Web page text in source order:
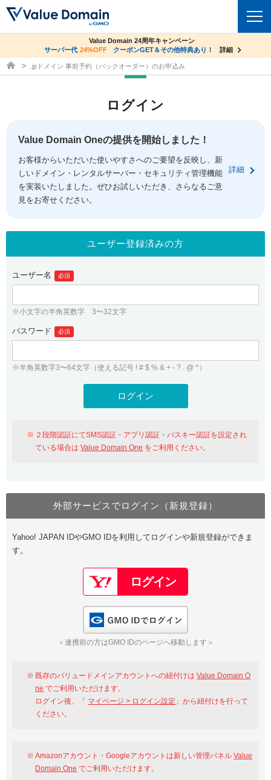
ドメイントップ
ドメイン移管
ドメイン価格一覧
ドメイン一括検索
.jpドメインオークション
gTLDオークション NEW!
.jpドメインバックオーダー
プレミアムドメイン
人気ドメインの種類
WHOIS検索
コアサーバー
バリューサーバー
XREA
セキュリティトップ
Value Domain ネットde診断
SSL証明書
サービストップ
お得意様割引
紹介制度
バリュードメインAPI
ドメイン・ホスティングOEM
facebook
ログイン
従来のバリュードメインをご利用希望の方
Value Domainにログイン
おすすめ One レンタルサーバーを含む最新の機能を使う方
Value Domain Oneにログイン
Google
GMO ID Amazon
※AmazonはValue Domain Oneのログイン画面へ遷移します
ユーザー登録
Value Domain Oneアカウント作成
以下でも登録可能
Google Yahoo!
GMO ID
co.jpドメイン✕コアサーバーV2ビジネス応援キャンペーン
サーバー料金1年間無料
詳細
Value Domain 24周年キャンペーン
サーバー代 24%OFF クーポンGET＆その他特典あり！ 詳細
ドメイン取得ならバリュードメイン
.jpドメイン 事前予約（バックオーダー）のお申込み
ログイン
Value Domain Oneの提供を開始しました！
お客様からいただいた使いやすさへのご要望を反映し、新
しいドメイン・レンタルサーバー・セキュリティ管理機能
を実装いたしました。ぜひお試しいただき、さらなるご意
見をお寄せください。
詳細
ユーザー登録済みの方
ユーザー名 必須
※小文字の半角英数字 3〜32文字
パスワード 必須
※半角英数字3〜64文字（使える記号 ! # $ % & + - ? . @ ^）
２段階認証にてSMS認証・アプリ認証・パスキー認証を設定され
ている場合はValue Domain One をご利用ください。
外部サービスでログイン（新規登録）
Yahoo! JAPAN IDやGMO IDを利用してログインや新規登録ができま
す。
＜連携前の方はGMO IDのページへ移動します＞
既存のバリュードメインアカウントへの紐付けはValue Domain O
ne でご利用いただけます。
ログイン後、「 マイページ > ログイン設定 」から紐付けを行って
ください。
Amazonアカウント・Googleアカウントは新しい管理パネルValue
Domain One でご利用いただけます。